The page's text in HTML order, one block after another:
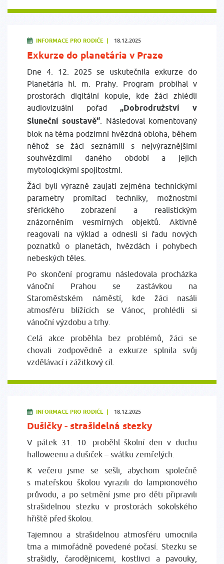
INFORMACE PRO RODIČE | 18.12.2025
Exkurze do planetária v Praze
Dne 4. 12. 2025 se uskutečnila exkurze do
Planetária hl. m. Prahy. Program probíhal v
prostorách digitální kopule, kde žáci zhlédli
audiovizuální pořad „Dobrodružství v
Sluneční soustavě“ . Následoval komentovaný
blok na téma podzimní hvězdná obloha, během
něhož se žáci seznámili s nejvýraznějšími
souhvězdími daného období a jejich
mytologickými spojitostmi.
Žáci byli výrazně zaujati zejména technickými
parametry promítací techniky, možnostmi
sférického zobrazení a realistickým
znázorněním vesmírných objektů. Aktivně
reagovali na výklad a odnesli si řadu nových
poznatků o planetách, hvězdách i pohybech
nebeských těles.
Po skončení programu následovala procházka
vánoční Prahou se zastávkou na
Staroměstském náměstí, kde žáci nasáli
atmosféru blížících se Vánoc, prohlédli si
vánoční výzdobu a trhy.
Celá akce proběhla bez problémů, žáci se
chovali zodpovědně a exkurze splnila svůj
vzdělávací i zážitkový cíl.
INFORMACE PRO RODIČE | 18.12.2025
Dušičky - strašidelná stezky
V pátek 31. 10. proběhl školní den v duchu
halloweenu a dušiček – svátku zemřelých.
K večeru jsme se sešli, abychom společně
s mateřskou školou vyrazili do lampionového
průvodu, a po setmění jsme pro děti připravili
strašidelnou stezku v prostorách sokolského
hřiště před školou.
Tajemnou a strašidelnou atmosféru umocnila
tma a mimořádně povedené počasí. Stezku se
strašidly, čarodějnicemi, kostlivci a pavouky,